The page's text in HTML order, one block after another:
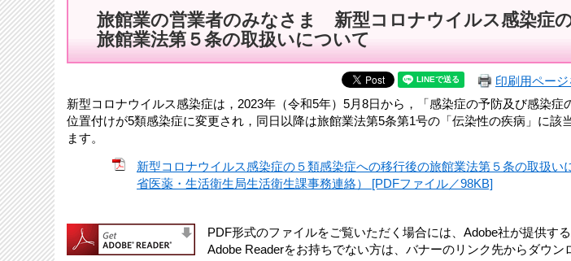
旅館業の営業者のみなさま 新型コロナウイルス感染症
旅館業法第５条の取扱いについて
印刷用ペー
新型コロナウイルス感染症は，2023年（令和5年）5月8日から，「感染症の予防及び感染
位置付けが5類感染症に変更され，同日以降は旅館業法第5条第1号の「伝染性の疾病」に該
ます。
新型コロナウイルス感染症の５類感染症への移行後の旅館業法第５条の取扱い
省医薬・生活衛生局生活衛生課事務連絡） [PDFファイル／98KB]
PDF形式のファイルをご覧いただく場合には、Adobe社が提供す
Adobe Readerをお持ちでない方は、バナーのリンク先からダウン